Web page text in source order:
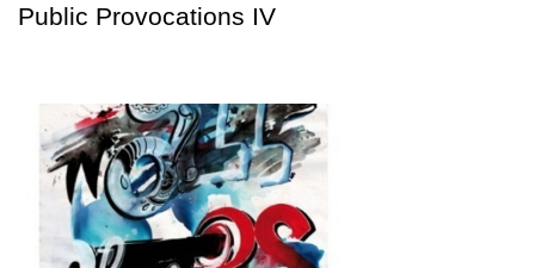
Public Provocations IV